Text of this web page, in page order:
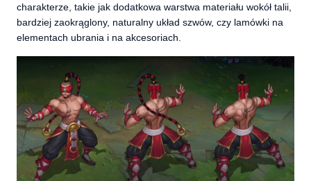
charakterze, takie jak dodatkowa warstwa materiału wokół talii,
bardziej zaokrąglony, naturalny układ szwów, czy lamówki na
elementach ubrania i na akcesoriach.